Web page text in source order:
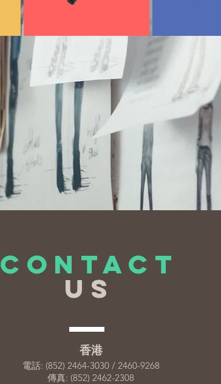
CONTACT
US
香港
電話: (852) 2464-3030 / 2460-9268
傳真: (852) 2462-2308